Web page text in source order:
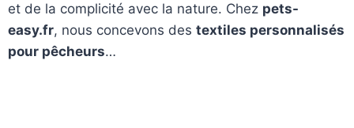
et de la complicité avec la nature. Chez pets-
easy.fr, nous concevons des textiles personnalisés
pour pêcheurs…